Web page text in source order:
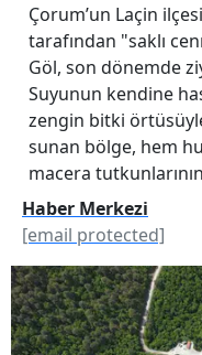
Çorum’un Laçin
tarafından "saklı
Göl, son dönemde
Suyunun kendine
zengin bitki
sunan bölge, hem
macera
Haber Merkezi
[email protected]